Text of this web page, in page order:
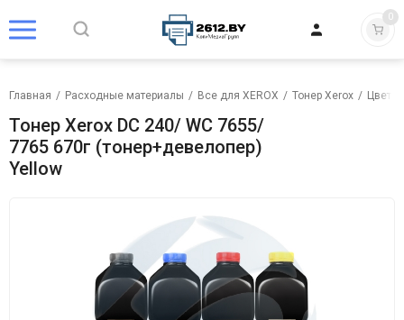
0
Главная / Расходные материалы / Все для XEROX / Тонер Xerox /
Тонер Xerox DC 240/ WC 7655/
7765 670г (тонер+девелопер)
Yellow